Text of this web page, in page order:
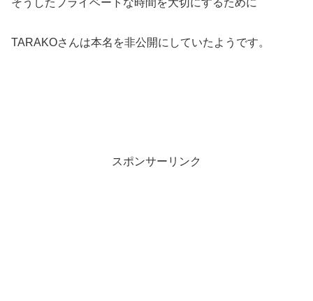
そうしたプライベートな時間を大切にするために
TARAKOさんは本名を非公開にしていたようです。
スポンサーリンク